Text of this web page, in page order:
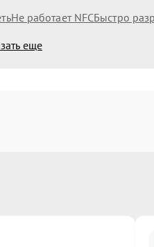
Не работает NFCБыстро
еще